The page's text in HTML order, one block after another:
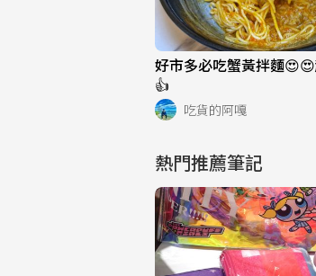
好市多必吃蟹黃拌麵
👍
吃貨的阿嘎
熱門推薦筆記